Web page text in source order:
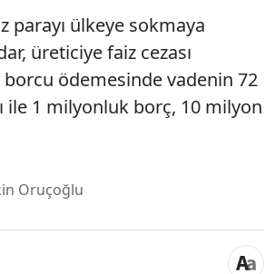
parayı ülkeye sokmaya
üreticiye faiz cezası
borcu ödemesinde vadenin 72
ile 1 milyonluk borç, 10 milyon
Oruçoğlu